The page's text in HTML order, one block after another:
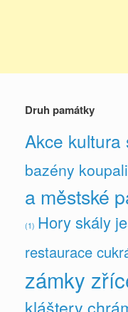
Druh památky
Akce kultura
bazény
a městské
(1) Hory skály
restaurace
zámky